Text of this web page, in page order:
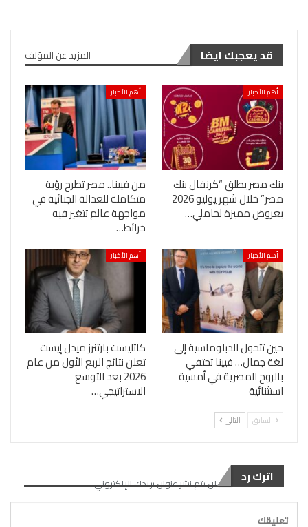
قد يعجبك ايضا المزيد عن المؤلف
أهم الأخبار
بنك مصر يطلق “كرنفال بنك
مصر” خلال شهر يوليو 2026
بعروض مميزة لحاملي…
أهم الأخبار
من فيينا.. مصر تطرح رؤية
متكاملة للعدالة الجنائية في
مواجهة عالم تتغير فيه
خرائط…
أهم الأخبار
حين تتحول الدبلوماسية إلى
لغة جمال… فيينا تحتفي
بالروح المصرية في أمسية
استثنائية
أهم الأخبار
كاتليست بارتنرز ميدل إيست
تعلن نتائج الربع الأول من عام
2026 بعد التوسع
الاستراتيجي…
السابق التالي
اترك رد لن يتم نشر عنوان بريدك الإلكتروني.